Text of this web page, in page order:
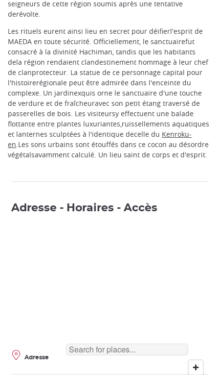
seigneurs de cette région soumis après une tentative
derévolte.
Les rituels eurent ainsi lieu en secret pour déifierl'esprit de
MAEDA en toute sécurité. Officiellement, le sanctuairefut
consacré à la divinité Hachiman, tandis que les habitants
dela région rendaient clandestinement hommage à leur chef
de clanprotecteur. La statue de ce personnage capital pour
l'histoirerégionale peut être admirée dans l'enceinte du
complexe. Un jardinexquis orne le sanctuaire d'une touche
de verdure et de fraîcheuravec son petit étang traversé de
passerelles de bois. Les visiteursy effectuent une balade
flottante entre plantes luxuriantes,ruissellements aquatiques
et lanternes sculptées à l'identique decelle du Kenroku-
en .Les sons urbains sont étouffés dans ce cocon au désordre
végétalsavamment calculé. Un lieu saint de corps et d'esprit.
Adresse - Horaires - Accès
Adresse